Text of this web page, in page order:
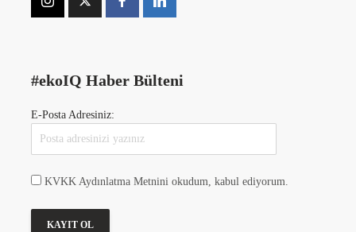
#ekoIQ Haber Bülteni
E-Posta Adresiniz:
KVKK Aydınlatma Metnini okudum, kabul ediyorum.